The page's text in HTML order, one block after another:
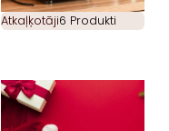
Atkaļķotāji6 Produkti